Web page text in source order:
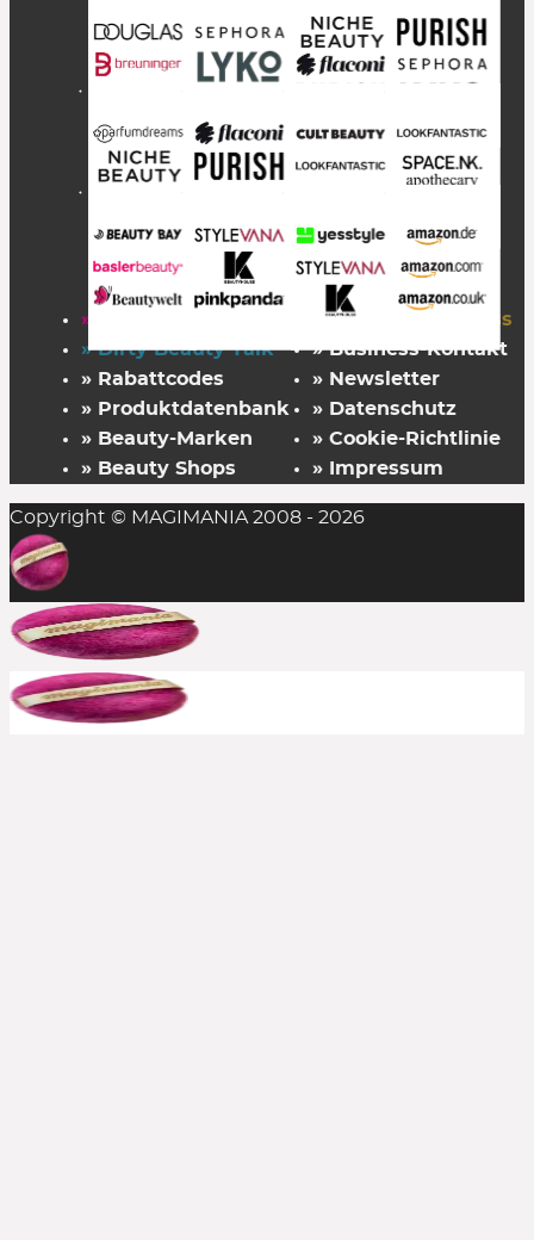
» Startseite
» Dirty Beauty Talk
» Rabattcodes
» Produktdatenbank
» Beauty-Marken
» Beauty Shops
» FAZ Kaufkompass
» Business-Kontakt
» Newsletter
» Datenschutz
» Cookie-Richtlinie
» Impressum
Copyright © MAGIMANIA 2008 - 2026